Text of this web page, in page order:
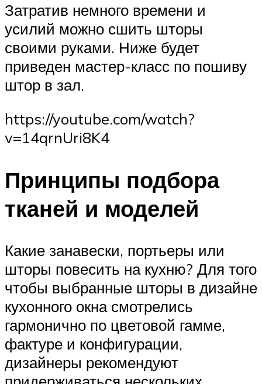
Затратив немного времени и
усилий можно сшить шторы
своими руками. Ниже будет
приведен мастер-класс по пошиву
штор в зал.
https://youtube.com/watch?
v=14qrnUri8K4
Принципы подбора
тканей и моделей
Какие занавески, портьеры или
шторы повесить на кухню? Для того
чтобы выбранные шторы в дизайне
кухонного окна смотрелись
гармонично по цветовой гамме,
фактуре и конфигурации,
дизайнеры рекомендуют